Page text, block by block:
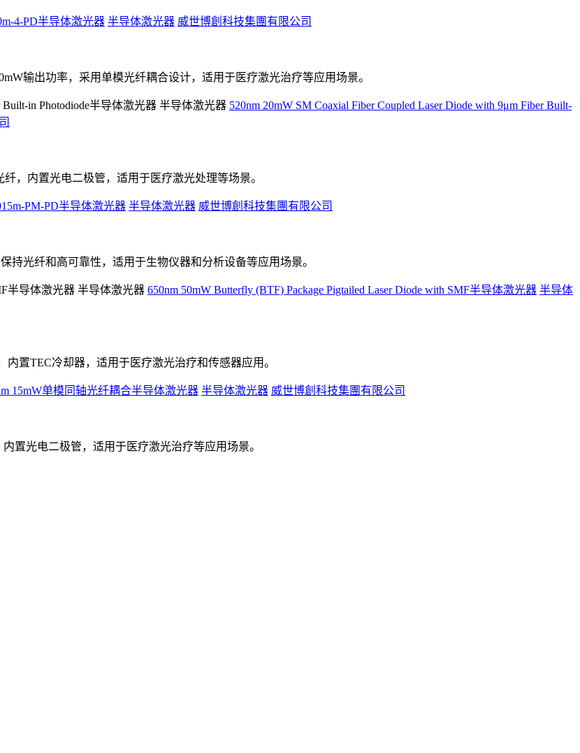
4-PD半导体激光器 半导体激光器 威世博創科技集團有限公司
输出功率，采用单模光纤耦合设计，适用于医疗激光治疗等应用场景。
520nm 20mW SM Coaxial Fiber Coupled Laser Diode with 9μm Fiber Built-
纤，内置光电二极管，适用于医疗激光处理等场景。
PM-PD半导体激光器 半导体激光器 威世博創科技集團有限公司
持光纤和高可靠性，适用于生物仪器和分析设备等应用场景。
650nm 50mW Butterfly (BTF) Package Pigtailed Laser Diode with SMF半导体激光器 半导体
内置TEC冷却器，适用于医疗激光治疗和传感器应用。
15mW单模同轴光纤耦合半导体激光器 半导体激光器 威世博創科技集團有限公司
置光电二极管，适用于医疗激光治疗等应用场景。